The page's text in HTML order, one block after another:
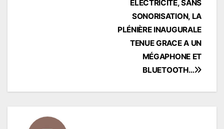
ÉLECTRICITÉ, SANS
SONORISATION, LA
PLÉNIÈRE INAUGURALE
TENUE GRACE A UN
MÉGAPHONE ET
BLUETOOTH…